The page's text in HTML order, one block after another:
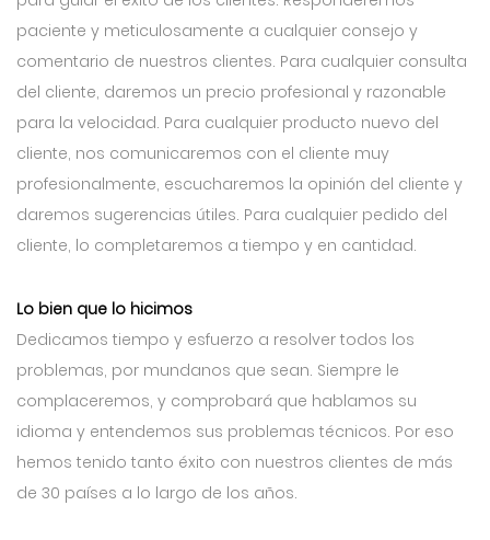
paciente y meticulosamente a cualquier consejo y
comentario de nuestros clientes. Para cualquier consulta
del cliente, daremos un precio profesional y razonable
para la velocidad. Para cualquier producto nuevo del
cliente, nos comunicaremos con el cliente muy
profesionalmente, escucharemos la opinión del cliente y
daremos sugerencias útiles. Para cualquier pedido del
cliente, lo completaremos a tiempo y en cantidad.
Lo bien que lo hicimos
Dedicamos tiempo y esfuerzo a resolver todos los
problemas, por mundanos que sean. Siempre le
complaceremos, y comprobará que hablamos su
idioma y entendemos sus problemas técnicos. Por eso
hemos tenido tanto éxito con nuestros clientes de más
de 30 países a lo largo de los años.